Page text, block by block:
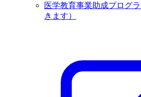
医学教育事業助成プログ
きます）